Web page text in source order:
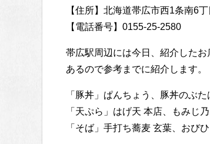
【住所】北海道帯広市西1条南6
【電話番号】0155-25-2580
帯広駅周辺には今日、紹介した
あるので参考までに紹介します。
「豚丼」ぱんちょう、豚丼のぶた
「天ぷら」はげ天 本店、もみじ乃
「そば」手打ち蕎麦 玄葉、おび